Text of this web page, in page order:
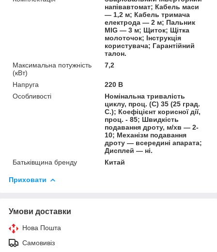
напівавтомат; Кабель маси
— 1,2 м; Кабель тримача
електрода — 2 м; Пальник
MIG — 3 м; Щиток; Щітка
молоточок; Інструкція
користувача; Гарантійний
талон.
Максимальна потужність
(кВт)
7,2
Напруга
220 В
Особливості
Номінальна тривалість
циклу, проц. (С) 35 (25 град.
C.); Коефіцієнт корисної дії,
проц. - 85; Швидкість
подавання дроту, м/хв — 2-
10; Механізм подавання
дроту — всередині апарата;
Дисплей — ні.
Батьківщина бренду
Китай
Приховати
Умови доставки
Нова Пошта
Самовивіз